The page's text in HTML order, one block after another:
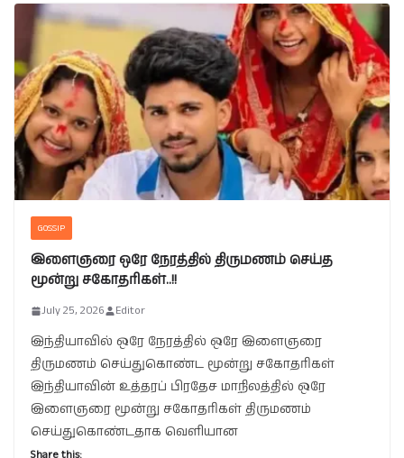
GOSSIP
இளைஞரை ஒரே நேரத்தில் திருமணம் செய்த
மூன்று சகோதரிகள்..!!
July 25, 2026 Editor
இந்தியாவில் ஒரே நேரத்தில் ஒரே இளைஞரை
திருமணம் செய்துகொண்ட மூன்று சகோதரிகள்
இந்தியாவின் உத்தரப் பிரதேச மாநிலத்தில் ஒரே
இளைஞரை மூன்று சகோதரிகள் திருமணம்
செய்துகொண்டதாக வெளியான